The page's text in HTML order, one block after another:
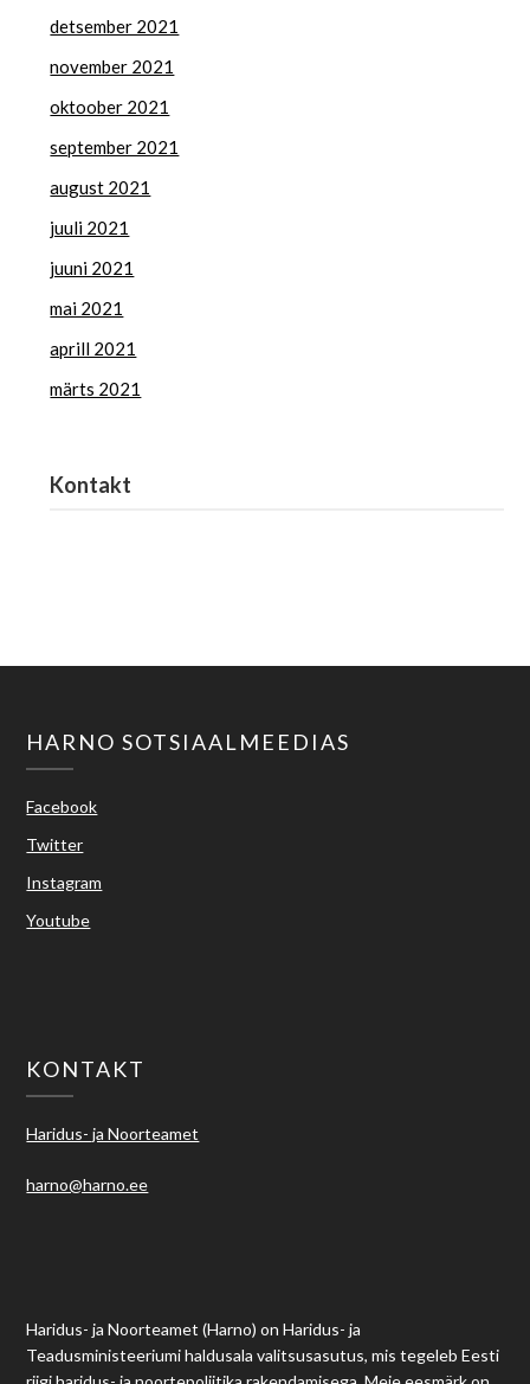
detsember 2021
november 2021
oktoober 2021
september 2021
august 2021
juuli 2021
juuni 2021
mai 2021
aprill 2021
märts 2021
Kontakt
HARNO SOTSIAALMEEDIAS
Facebook
Twitter
Instagram
Youtube
KONTAKT
Haridus- ja Noorteamet
harno@harno.ee
Haridus- ja Noorteamet (Harno) on Haridus- ja
Teadusministeeriumi haldusala valitsusasutus, mis tegeleb Eesti